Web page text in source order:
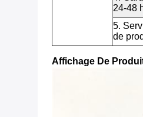
24-48
5.
de
Affichage De